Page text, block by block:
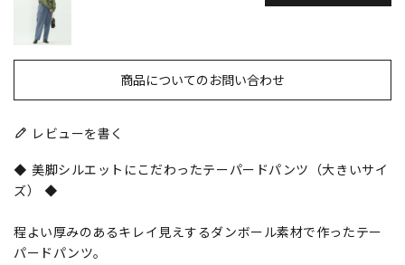
商品についてのお問い合わせ
レビューを書く
◆ 美脚シルエットにこだわったテーパードパンツ（大きいサイ
ズ） ◆
程よい厚みのあるキレイ見えするダンボール素材で作ったテー
パードパンツ。